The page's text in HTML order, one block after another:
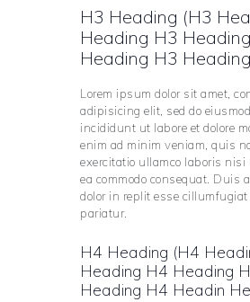
H3 Heading (H3
Heading H3
Heading H3
Lorem ipsum dolor sit amet,
adipisicing elit, sed do
incididunt ut labore et dolore
enim ad minim veniam, quis
exercitatio ullamco laboris
ea commodo consequat. Duis
dolor in replit esse
pariatur.
H4 Heading (H4
Heading H4 Heading
Heading H4 Headin